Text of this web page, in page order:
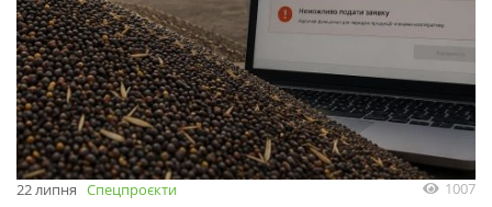
22 липня Спецпроєкти 1007